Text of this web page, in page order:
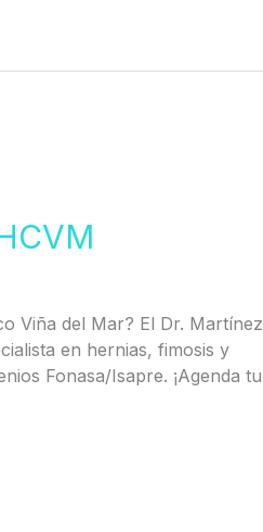
Viña del Mar? El Dr. Martínez
en hernias, fimosis y
Fonasa/Isapre. ¡Agenda tu